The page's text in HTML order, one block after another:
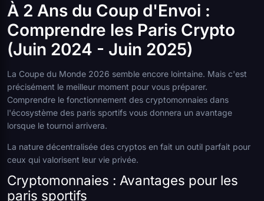
À 2 Ans du Coup d'Envoi :
Comprendre les Paris Crypto
(Juin 2024 - Juin 2025)
La Coupe du Monde 2026 semble encore lointaine. Mais c'est
précisément le meilleur moment pour vous préparer.
Comprendre le fonctionnement des cryptomonnaies dans
l'écosystème des paris sportifs vous donnera un avantage
lorsque le tournoi arrivera.
La nature décentralisée des cryptos en fait un outil parfait pour
ceux qui valorisent leur vie privée.
Cryptomonnaies : Avantages pour les
paris sportifs